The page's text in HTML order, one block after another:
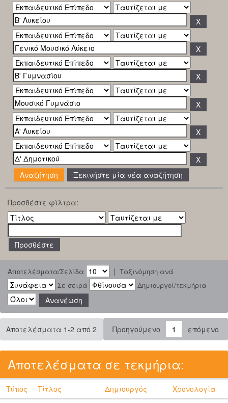
Ξεκινήστε μία νέα αναζήτηση
Προσθέστε φίλτρα:
Αποτελέσματα/Σελίδα | Ταξινόμηση ανά
Σε σειρά
Δημιουργοί/τεκμήρια
Αποτελέσματα 1-2 από 2 Προηγούμενο 1 επόμενο
Αποτελέσματα σε τεκμήρια:
Τύπος Τίτλος Δημιουργός
Χρονολογία